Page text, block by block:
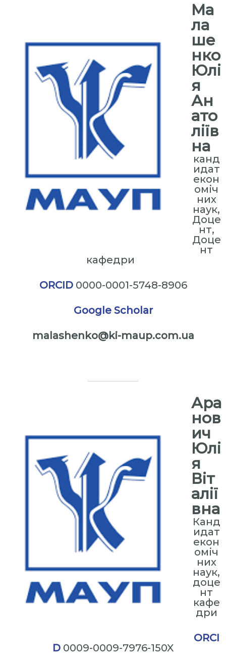
Ма
ла
ше
нко
Юлі
я
Ан
ато
ліїв
на
канд
идат
екон
оміч
них
наук,
Доце
нт,
Доце
нт
кафедри
ORCID0000-0001-5748-8906
Google Scholar
malashenko@ki-maup.com.ua
Ара
нов
ич
Юлі
я
Віт
алії
вна
Канд
идат
екон
оміч
них
наук,
доце
нт
кафе
дри
ORCI
D 0009-0009-7976-150X